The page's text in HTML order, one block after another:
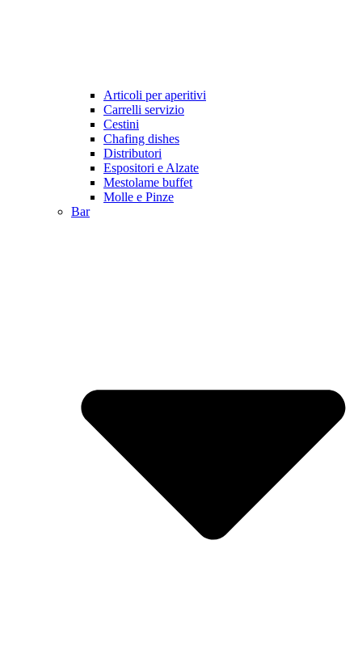
Articoli per aperitivi
Carrelli servizio
Cestini
Chafing dishes
Distributori
Espositori e Alzate
Mestolame buffet
Molle e Pinze
Bar